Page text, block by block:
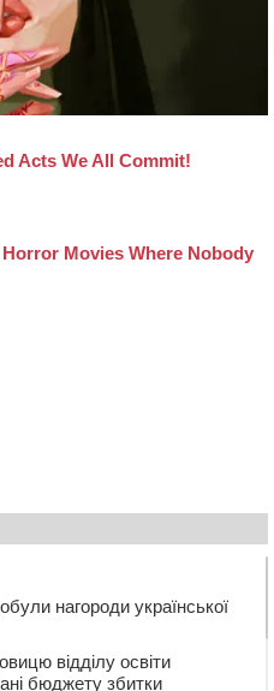
нагороди української
відділу освіти
бюджету збитки